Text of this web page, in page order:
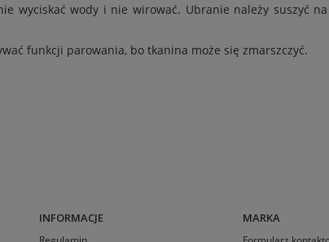
wyciskać wody i nie wirować. Ubranie należy suszyć
funkcji parowania, bo tkanina może się zmarszczyć.
INFORMACJE MARKA